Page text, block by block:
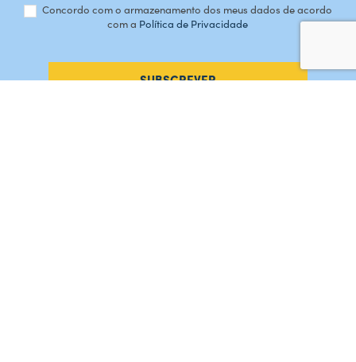
Concordo com o armazenamento dos meus dados de acordo
com a Política de Privacidade
SUBSCREVER